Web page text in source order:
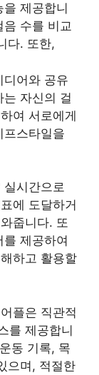
제공합니
음 수를 비교
다. 또한,
디어와 공유
자신의 걸
여 서로에게
스타일을
시간으로
에 도달하거
줍니다. 또
제공하여
하고 활용할
플은 직관적
를 제공합니
동 기록, 목
으며, 적절한